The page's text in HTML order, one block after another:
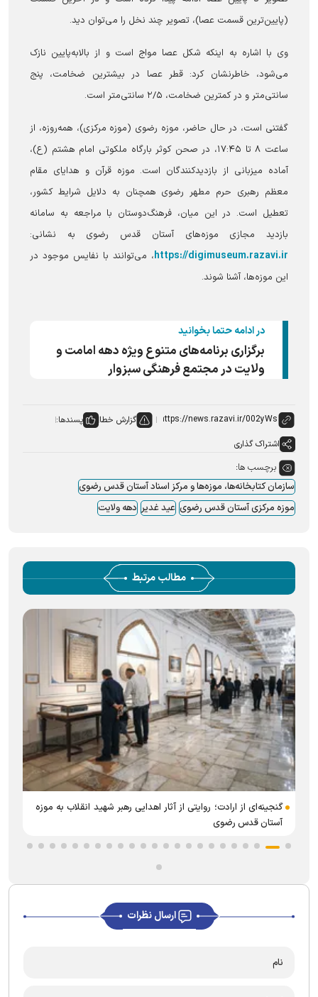
(پایین‌ترین قسمت عصا)، تصویر چند نخل را می‌توان دید.
وی با اشاره به اینکه شکل عصا مواج است و از بالابه‌پایین نازک
می‌شود، خاطرنشان کرد: قطر عصا در بیشترین ضخامت، پنج
سانتی‌متر و در کمترین ضخامت، ۲/۵ سانتی‌متر است.
گفتنی است، در حال حاضر، موزه رضوی (موزه مرکزی)، همه‌روزه، از
ساعت ۸ تا ۱۷:۴۵، در صحن کوثر بارگاه ملکوتی امام هشتم (ع)،
آماده میزبانی از بازدیدکنندگان است. موزه قرآن و هدایای مقام
معظم رهبری حرم مطهر رضوی همچنان به دلایل شرایط کشور،
تعطیل است. در این میان، فرهنگ‌دوستان با مراجعه به سامانه
بازدید مجازی موزه‌های آستان قدس رضوی به نشانی:
https://digimuseum.razavi.ir، می‌توانند با نفایس موجود در
این موزه‌ها، آشنا شوند.
در ادامه حتما بخوانید
برگزاری برنامه‌های متنوع ویژه دهه امامت و
ولایت در مجتمع فرهنگی سبزوار
گزارش خطا
پسندها:
اشتراک گذاری
برچسب ها:
سازمان کتابخانه‌ها، موزه‌ها و مرکز اسناد آستان قدس رضوی
موزه مرکزی آستان قدس رضوی عید غدیر دهه ولایت
مطالب مرتبط
گنجینه‌ای از ارادت؛ روایتی از آثار اهدایی رهبر شهید انقلاب به موزه
آستان قدس رضوی
ارسال نظرات